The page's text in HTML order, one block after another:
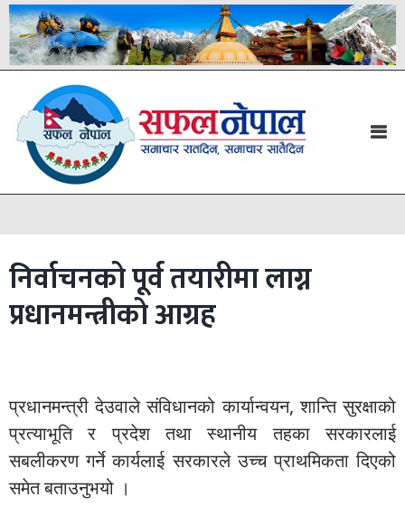
निर्वाचनको पूर्व तयारीमा लाग्न
प्रधानमन्त्रीको आग्रह
प्रधानमन्त्री देउवाले संविधानको कार्यान्वयन, शान्ति सुरक्षाको
प्रत्याभूति र प्रदेश तथा स्थानीय तहका सरकारलाई
सबलीकरण गर्ने कार्यलाई सरकारले उच्च प्राथमिकता दिएको
समेत बताउनुभयो ।